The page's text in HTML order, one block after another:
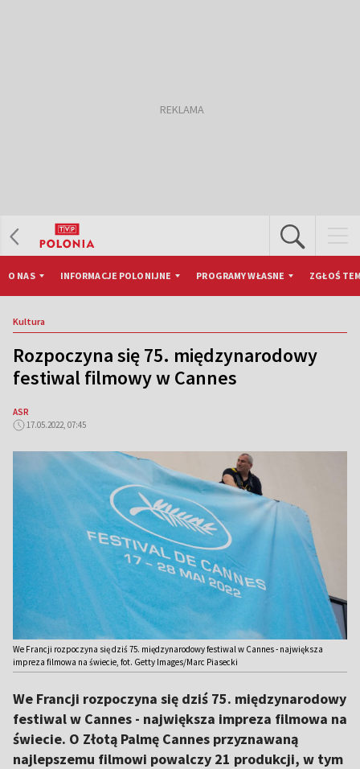
O NAS INFORMACJE POLONIJNE PROGRAMY WŁASNE ZGŁOŚ
Kultura
Rozpoczyna się 75. międzynarodowy
festiwal filmowy w Cannes
ASR
17.05.2022, 07:45
We Francji rozpoczyna się dziś 75. międzynarodowy festiwal w Cannes - największa
impreza filmowa na świecie, fot. Getty Images/Marc Piasecki
We Francji rozpoczyna się dziś 75. międzynarodowy
festiwal w Cannes - największa impreza filmowa na
świecie. O Złotą Palmę Cannes przyznawaną
najlepszemu filmowi powalczy 21 produkcji, w tym